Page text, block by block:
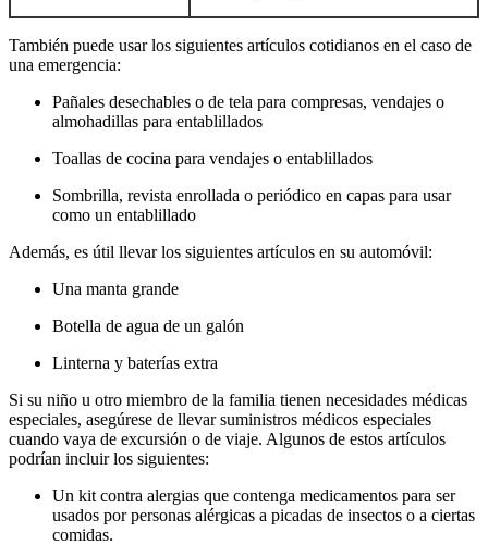
También puede usar los siguientes artículos cotidianos en el caso de
una emergencia:
Pañales desechables o de tela para compresas, vendajes o
almohadillas para entablillados
Toallas de cocina para vendajes o entablillados
Sombrilla, revista enrollada o periódico en capas para usar
como un entablillado
Además, es útil llevar los siguientes artículos en su automóvil:
Una manta grande
Botella de agua de un galón
Linterna y baterías extra
Si su niño u otro miembro de la familia tienen necesidades médicas
especiales, asegúrese de llevar suministros médicos especiales
cuando vaya de excursión o de viaje. Algunos de estos artículos
podrían incluir los siguientes:
Un kit contra alergias que contenga medicamentos para ser
usados por personas alérgicas a picadas de insectos o a ciertas
comidas.